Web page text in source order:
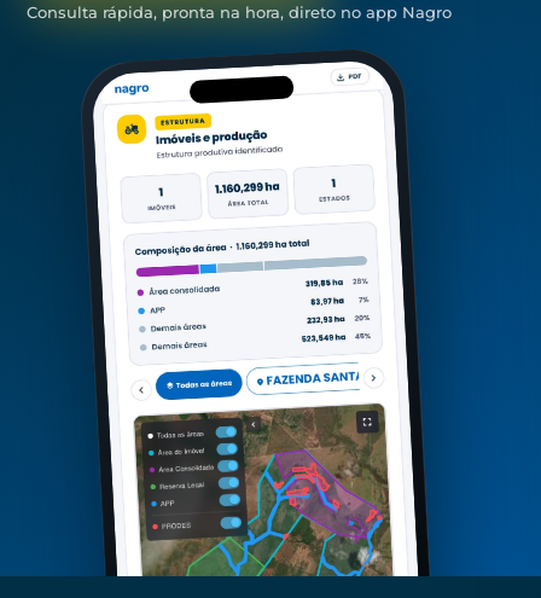
Consulta rápida, pronta na hora, direto no app Nagro